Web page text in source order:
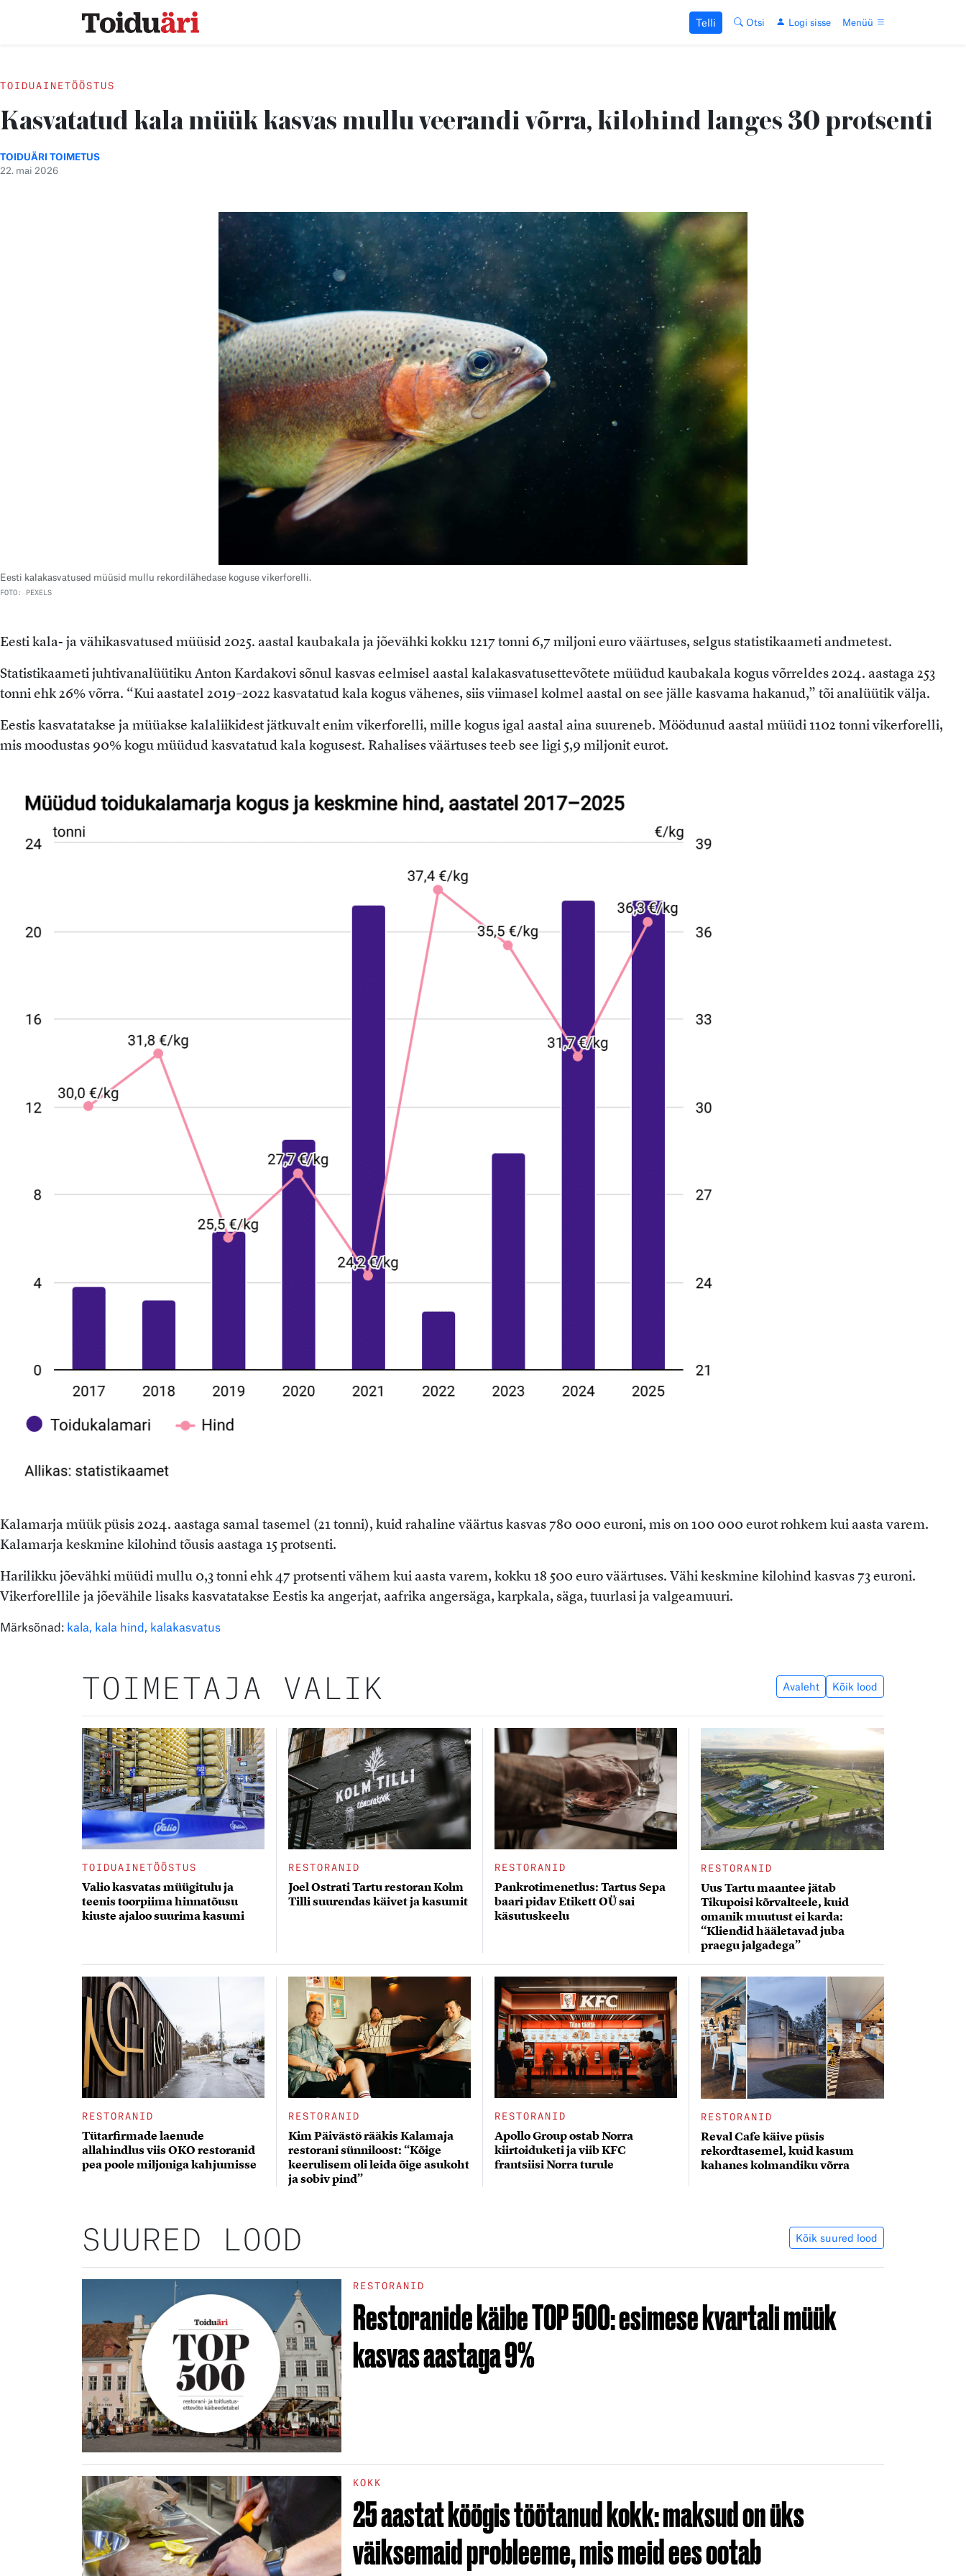
Telli Otsi Logi sisse Menüü
TOIDUAINETÖÖSTUS
Kasvatatud kala müük kasvas mullu veerandi võrra, kilohind langes 30 protsenti
TOIDUÄRI TOIMETUS
22. mai 2026
Eesti kalakasvatused müüsid mullu rekordilähedase koguse vikerforelli.
FOTO: PEXELS
Eesti kala- ja vähikasvatused müüsid 2025. aastal kaubakala ja jõevähki kokku 1217 tonni 6,7 miljoni euro väärtuses, selgus statistikaameti andmetest.
Statistikaameti juhtivanalüütiku Anton Kardakovi sõnul kasvas eelmisel aastal kalakasvatusettevõtete müüdud kaubakala kogus võrreldes 2024. aastaga 253
tonni ehk 26% võrra. “Kui aastatel 2019–2022 kasvatatud kala kogus vähenes, siis viimasel kolmel aastal on see jälle kasvama hakanud,” tõi analüütik välja.
Eestis kasvatatakse ja müüakse kalaliikidest jätkuvalt enim vikerforelli, mille kogus igal aastal aina suureneb. Möödunud aastal müüdi 1102 tonni vikerforelli,
mis moodustas 90% kogu müüdud kasvatatud kala kogusest. Rahalises väärtuses teeb see ligi 5,9 miljonit eurot.
Kalamarja müük püsis 2024. aastaga samal tasemel (21 tonni), kuid rahaline väärtus kasvas 780 000 euroni, mis on 100 000 eurot rohkem kui aasta varem.
Kalamarja keskmine kilohind tõusis aastaga 15 protsenti.
Harilikku jõevähki müüdi mullu 0,3 tonni ehk 47 protsenti vähem kui aasta varem, kokku 18 500 euro väärtuses. Vähi keskmine kilohind kasvas 73 euroni.
Vikerforellile ja jõevähile lisaks kasvatatakse Eestis ka angerjat, aafrika angersäga, karpkala, säga, tuurlasi ja valgeamuuri.
Märksõnad: kala kala hind kalakasvatus
TOIMETAJA VALIK Avaleht Kõik lood
TOIDUAINETÖÖSTUS
Valio kasvatas müügitulu ja
teenis toorpiima hinnatõusu
kiuste ajaloo suurima kasumi
RESTORANID
Joel Ostrati Tartu restoran Kolm
Tilli suurendas käivet ja kasumit
RESTORANID
Pankrotimenetlus: Tartus Sepa
baari pidav Etikett OÜ sai
käsutuskeelu
RESTORANID
Uus Tartu maantee jätab
Tikupoisi kõrvalteele, kuid
omanik muutust ei karda:
“Kliendid hääletavad juba
praegu jalgadega”
RESTORANID
Tütarfirmade laenude
allahindlus viis OKO restoranid
pea poole miljoniga kahjumisse
RESTORANID
Kim Päivästö rääkis Kalamaja
restorani sünniloost: “Kõige
keerulisem oli leida õige asukoht
ja sobiv pind”
RESTORANID
Apollo Group ostab Norra
kiirtoiduketi ja viib KFC
frantsiisi Norra turule
RESTORANID
Reval Cafe käive püsis
rekordtasemel, kuid kasum
kahanes kolmandiku võrra
SUURED LOOD Kõik suured lood
RESTORANID
Restoranide käibe TOP 500: esimese kvartali müük
kasvas aastaga 9%
KOKK
25 aastat köögis töötanud kokk: maksud on üks
väiksemaid probleeme, mis meid ees ootab